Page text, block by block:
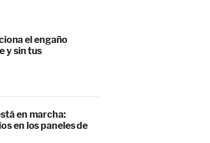
el engaño
y sin tus
en marcha:
en los paneles de